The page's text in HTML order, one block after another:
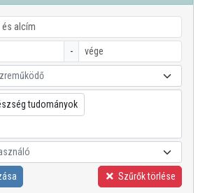
-
tudományok
Szűrők törlése